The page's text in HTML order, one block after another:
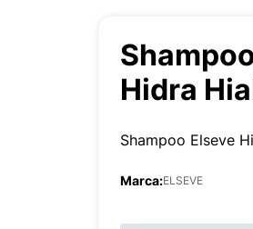
Hidra
Shampoo Elseve
Marca:ELSEVE